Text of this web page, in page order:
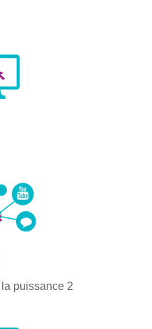
puissance 2